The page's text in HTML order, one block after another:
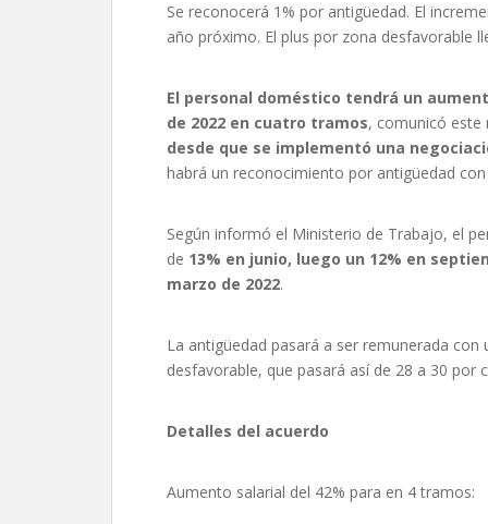
Se reconocerá 1% por antigüedad. El
año próximo. El plus por zona desfavorable
El personal doméstico tendrá un
de 2022 en cuatro tramos, comunicó este
desde que se implementó una
habrá un reconocimiento por antigüedad
Según informó el Ministerio de Trabajo, el
de 13% en junio, luego un 12% en
marzo de 2022.
La antigüedad pasará a ser remunerada
desfavorable, que pasará así de 28 a 30 por
Detalles del acuerdo
Aumento salarial del 42% para en 4 tramos: